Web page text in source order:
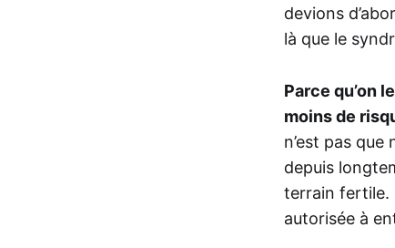
devions
là que le
Parce qu’on
moins de
n’est pas
depuis
terrain fertile.
autorisée à